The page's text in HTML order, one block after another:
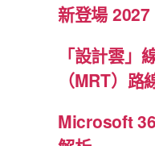
新登場 2027
「設計雲
（MRT）路
Microsoft